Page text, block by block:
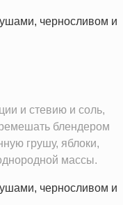
и стевию и соль,
блендером
грушу, яблоки,
массы.